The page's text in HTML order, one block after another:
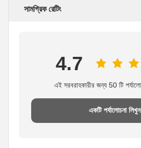
সামগ্রিক রেটিং
4.7
এই সরবরাহকারীর জন্য 50 টি
একটি পর্যালোচনা লিখুন